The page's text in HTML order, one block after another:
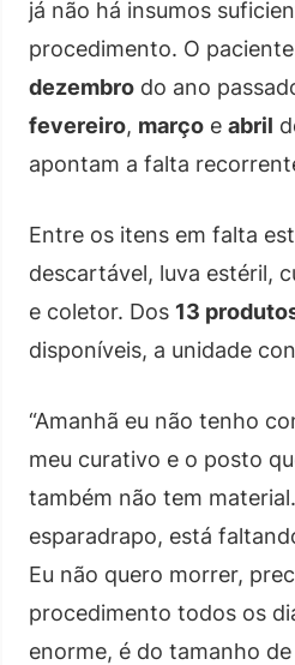
já não há insumos
procedimento. O
dezembro do ano
fevereiro, março e abril
apontam a falta
Entre os itens em falta
descartável, luva estéril,
e coletor. Dos 13
disponíveis, a unidade
“Amanhã eu não tenho
meu curativo e o posto
também não tem
esparadrapo, está
Eu não quero morrer,
procedimento todos os
enorme, é do tamanho de